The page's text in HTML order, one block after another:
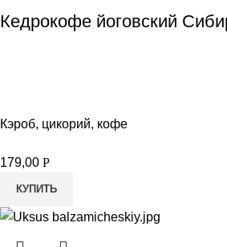
Кедрокофе йоговский
Кэроб, цикорий, кофе
179,00 Р
КУПИТЬ